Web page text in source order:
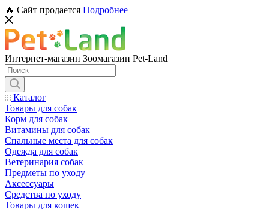
🔥 Сайт продается Подробнее
Интернет-магазин Зоомагазин Pet-Land
Каталог
Товары для собак
Корм для собак
Витамины для собак
Спальные места для собак
Одежда для собак
Ветеринария собак
Предметы по уходу
Аксессуары
Средства по уходу
Товары для кошек